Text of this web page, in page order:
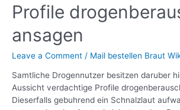
Profile
ansagen
Leave a Comment / Mail bestellen Braut
Samtliche Drogennutzer besitzen daruber
Aussicht verdachtige Profile
Dieserfalls gebuhrend ein Schnalzlaut